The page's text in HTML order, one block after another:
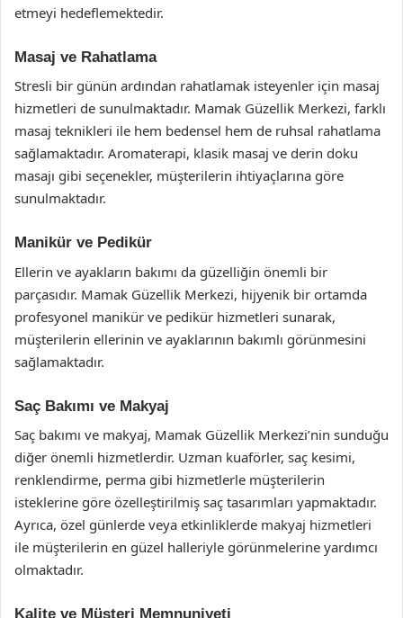
etmeyi hedeflemektedir.
Masaj ve Rahatlama
Stresli bir günün ardından rahatlamak isteyenler için masaj
hizmetleri de sunulmaktadır. Mamak Güzellik Merkezi, farklı
masaj teknikleri ile hem bedensel hem de ruhsal rahatlama
sağlamaktadır. Aromaterapi, klasik masaj ve derin doku
masajı gibi seçenekler, müşterilerin ihtiyaçlarına göre
sunulmaktadır.
Manikür ve Pedikür
Ellerin ve ayakların bakımı da güzelliğin önemli bir
parçasıdır. Mamak Güzellik Merkezi, hijyenik bir ortamda
profesyonel manikür ve pedikür hizmetleri sunarak,
müşterilerin ellerinin ve ayaklarının bakımlı görünmesini
sağlamaktadır.
Saç Bakımı ve Makyaj
Saç bakımı ve makyaj, Mamak Güzellik Merkezi’nin sunduğu
diğer önemli hizmetlerdir. Uzman kuaförler, saç kesimi,
renklendirme, perma gibi hizmetlerle müşterilerin
isteklerine göre özelleştirilmiş saç tasarımları yapmaktadır.
Ayrıca, özel günlerde veya etkinliklerde makyaj hizmetleri
ile müşterilerin en güzel halleriyle görünmelerine yardımcı
olmaktadır.
Kalite ve Müşteri Memnuniyeti